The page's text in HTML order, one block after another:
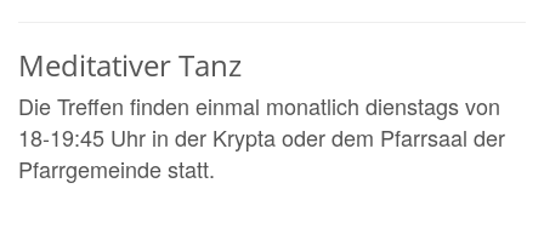
Meditativer Tanz
Die Treffen finden einmal monatlich dienstags von
18-19:45 Uhr in der Krypta oder dem Pfarrsaal der
Pfarrgemeinde statt.